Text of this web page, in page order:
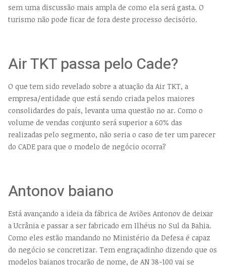
sem uma discussão mais ampla de como ela será gasta. O
turismo não pode ficar de fora deste processo decisório.
Air TKT passa pelo Cade?
O que tem sido revelado sobre a atuação da Air TKT, a
empresa/entidade que está sendo criada pelos maiores
consolidardes do país, levanta uma questão no ar. Como o
volume de vendas conjunto será superior a 60% das
realizadas pelo segmento, não seria o caso de ter um parecer
do CADE para que o modelo de negócio ocorra?
Antonov baiano
Está avançando a ideia da fábrica de Aviões Antonov de deixar
a Ucrânia e passar a ser fabricado em Ilhéus no Sul da Bahia.
Como eles estão mandando no Ministério da Defesa é capaz
do negócio se concretizar. Tem engraçadinho dizendo que os
modelos baianos trocarão de nome, de AN 38-100 vai se